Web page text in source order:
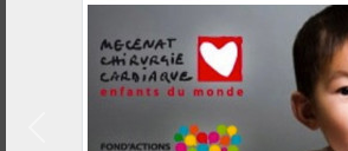
Précedent